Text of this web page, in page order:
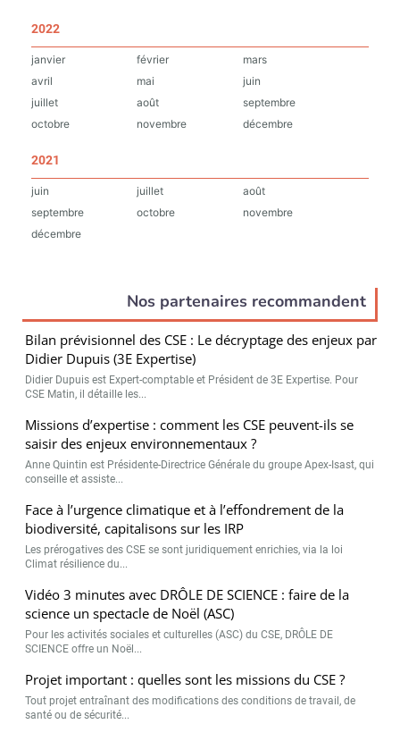
2022
janvier février
mars
avril
mai
juin
juillet
août
septembre
octobre
novembre décembre
2021
juin juillet
août
septembre
octobre
novembre
décembre
Nos partenaires recommandent
Bilan prévisionnel des CSE : Le décryptage des enjeux par
Didier Dupuis (3E Expertise)
Didier Dupuis est Expert-comptable et Président de 3E Expertise. Pour
CSE Matin, il détaille les...
Missions d’expertise : comment les CSE peuvent-ils se
saisir des enjeux environnementaux ?
Anne Quintin est Présidente-Directrice Générale du groupe Apex-Isast, qui
conseille et assiste...
Face à l’urgence climatique et à l’effondrement de la
biodiversité, capitalisons sur les IRP
Les prérogatives des CSE se sont juridiquement enrichies, via la loi
Climat résilience du...
Vidéo 3 minutes avec DRÔLE DE SCIENCE : faire de la
science un spectacle de Noël (ASC)
Pour les activités sociales et culturelles (ASC) du CSE, DRÔLE DE
SCIENCE offre un Noël...
Projet important : quelles sont les missions du CSE ?
Tout projet entraînant des modifications des conditions de travail, de
santé ou de sécurité...